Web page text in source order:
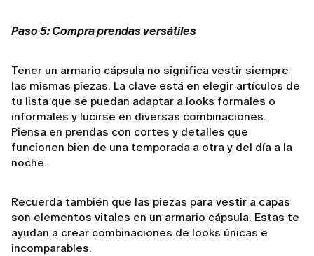
Paso 5: Compra prendas versátiles
Tener un armario cápsula no significa vestir siempre
las mismas piezas. La clave está en elegir artículos de
tu lista que se puedan adaptar a looks formales o
informales y lucirse en diversas combinaciones.
Piensa en prendas con cortes y detalles que
funcionen bien de una temporada a otra y del día a la
noche.
Recuerda también que las piezas para vestir a capas
son elementos vitales en un armario cápsula. Estas te
ayudan a crear combinaciones de looks únicas e
incomparables.